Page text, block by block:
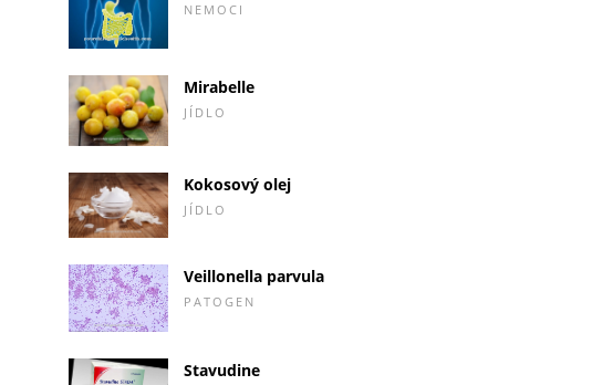
NEMOCI
Mirabelle
JÍDLO
Kokosový olej
JÍDLO
Veillonella parvula
PATOGEN
Stavudine